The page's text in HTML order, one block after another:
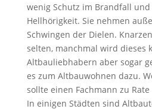
wenig Schutz im Brandfall
Hellhörigkeit. Sie nehmen
Schwingen der Dielen.
selten, manchmal wird dieses
Altbauliebhabern aber sogar
es zum Altbauwohnen dazu.
sollte einen Fachmann zu Rate
In einigen Städten sind